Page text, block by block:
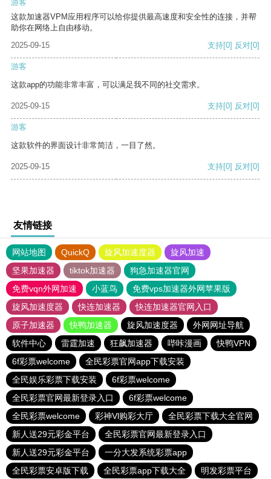
游客
这款加速器VPM应用程序可以给你提供最高速度和安全性的连接，并帮
助你在网络上自由移动。
2025-09-15
支持[0] 反对[0]
游客
这款app的功能非常丰富，可以满足我不同的社交需求。
2025-09-15 支持[0] 反对[0]
游客
这款软件的界面设计非常简洁，一目了然。
2025-09-15 支持[0] 反对[0]
友情链接
网站地图 QuickQ 旋风加速度器
旋风加速
坚果加速器
tiktok加速器
狗急加速器官网
免费vqn外网加速
小蓝鸟
免费vps加速器外网苹果版
旋风加速度器
快连加速器
快连加速器官网入口
原子加速器
快鸭加速器 旋风加速度器
外网网址导航
软件中心
雷霆加速 狂飙加速器 哔咔漫画
快鸭VPN
6f彩票welcome
全民彩票官网app下载安装
全民娱乐彩票下载安装
6f彩票welcome
全民彩票官网最新登录入口
6f彩票welcome
全民彩票welcome
彩神Vl购彩大厅
全民彩票下载大全官网
新人送29元彩金平台
全民彩票官网最新登录入口
新人送29元彩金平台
一分大发系统彩票app
全民彩票安卓版下载
全民彩票app下载大全 明发彩票平台